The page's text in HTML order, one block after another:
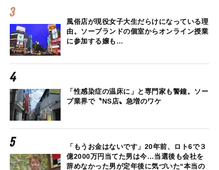
風俗店が現役女子大生だらけになっている理
由。ソープランドの個室からオンライン授業
に参加する嬢も…
「性感染症の温床に」と専門家も警鐘。ソー
プ業界で〝NS店〟急増のワケ
「もうお金はないです」20年前、ロト6で３
億2000万円当てた男は今…当選後も会社を
辞めなかった男が定年後に気づいた“本当の